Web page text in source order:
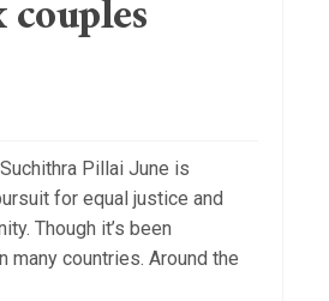
Pillai June is
for equal justice and
Though it’s been
countries. Around the